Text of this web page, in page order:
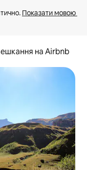
Показати мовою
на Airbnb